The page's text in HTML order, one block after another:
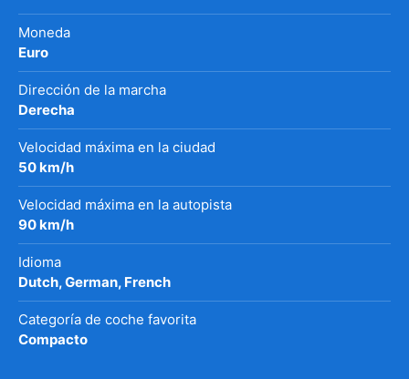
Moneda
Euro
Dirección de la marcha
Derecha
Velocidad máxima en la ciudad
50 km/h
Velocidad máxima en la autopista
90 km/h
Idioma
Dutch, German, French
Categoría de coche favorita
Compacto